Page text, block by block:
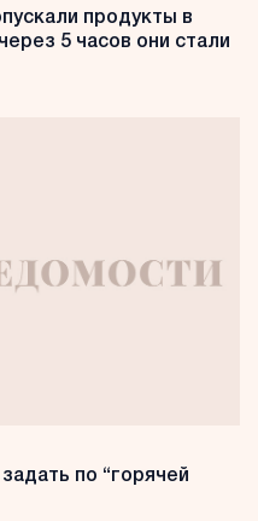
продукты в
5 часов они стали
по “горячей